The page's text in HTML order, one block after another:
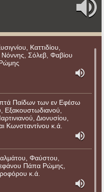
Καττιδίου,
Νόννης, Σόλεβ, Φαβίου
Παίδων των εν Εφέσω
Εξακουστωδιανού,
Διονυσίου,
Κωνσταντίνου κ.ά.
Φαύστου,
Πάπα Ρώμης,
κ.ά.